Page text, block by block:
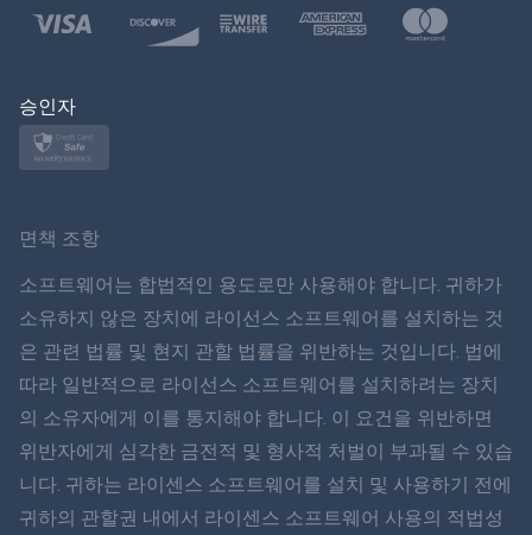
Polski
ภาษาไทย
简体中文
Dansk
हिंदी
승인자
면책 조항
소프트웨어는 합법적인 용도로만 사용해야 합니다. 귀하가
소유하지 않은 장치에 라이선스 소프트웨어를 설치하는 것
은 관련 법률 및 현지 관할 법률을 위반하는 것입니다. 법에
따라 일반적으로 라이선스 소프트웨어를 설치하려는 장치
의 소유자에게 이를 통지해야 합니다. 이 요건을 위반하면
위반자에게 심각한 금전적 및 형사적 처벌이 부과될 수 있습
니다. 귀하는 라이센스 소프트웨어를 설치 및 사용하기 전에
귀하의 관할권 내에서 라이센스 소프트웨어 사용의 적법성